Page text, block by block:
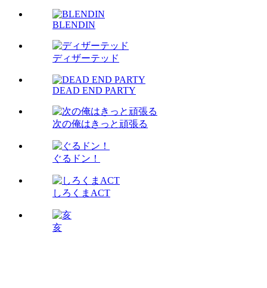
BLENDIN
ディザーテッド
DEAD END PARTY
次の俺はきっと頑張る
ぐるドン！
しろくまACT
亥